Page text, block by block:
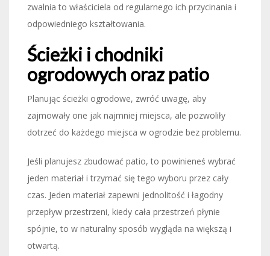
zwalnia to właściciela od regularnego ich przycinania i
odpowiedniego kształtowania.
Ścieżki i chodniki
ogrodowych oraz patio
Planując ścieżki ogrodowe, zwróć uwagę, aby
zajmowały one jak najmniej miejsca, ale pozwoliły
dotrzeć do każdego miejsca w ogrodzie bez problemu.
Jeśli planujesz zbudować patio, to powinieneś wybrać
jeden materiał i trzymać się tego wyboru przez cały
czas. Jeden materiał zapewni jednolitość i łagodny
przepływ przestrzeni, kiedy cała przestrzeń płynie
spójnie, to w naturalny sposób wygląda na większą i
otwartą.